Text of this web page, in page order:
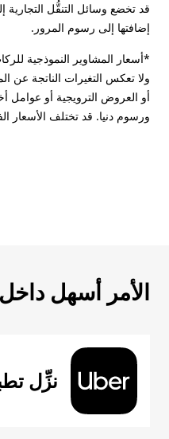
قد تخضع وسائل التنقُّل
إضافتها إلى رسوم المرور.
ولا تعكس التغيرات الناتجة عن
أو العروض الترويجية أو عوامل
ورسوم دنيا. قد تختلف الأسعار
الأمر أسهل
نزِّل